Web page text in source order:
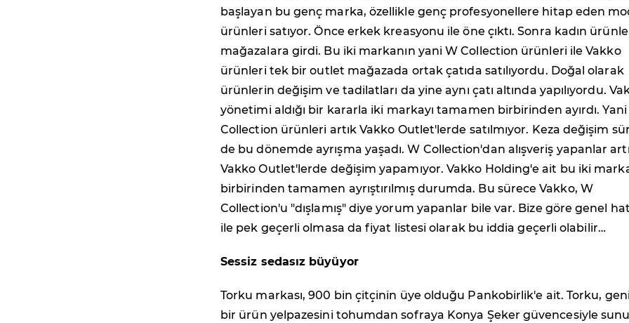
başlayan bu genç marka, özellikle genç profesyonellere hitap eden
ürünleri satıyor. Önce erkek kreasyonu ile öne çıktı. Sonra kadın
mağazalara girdi. Bu iki markanın yani W Collection ürünleri ile Vakko
ürünleri tek bir outlet mağazada ortak çatıda satılıyordu. Doğal olarak
ürünlerin değişim ve tadilatları da yine aynı çatı altında yapılıyordu.
yönetimi aldığı bir kararla iki markayı tamamen birbirinden ayırdı.
Collection ürünleri artık Vakko Outlet'lerde satılmıyor. Keza değişim
de bu dönemde ayrışma yaşadı. W Collection'dan alışveriş yapanlar
Vakko Outlet'lerde değişim yapamıyor. Vakko Holding'e ait bu iki
birbirinden tamamen ayrıştırılmış durumda. Bu sürece Vakko, W
Collection'u "dışlamış" diye yorum yapanlar bile var. Bize göre genel
ile pek geçerli olmasa da fiyat listesi olarak bu iddia geçerli olabilir…
Sessiz sedasız büyüyor
Torku markası, 900 bin çitçinin üye olduğu Pankobirlik'e ait. Torku,
bir ürün yelpazesini tohumdan sofraya Konya Şeker güvencesiyle